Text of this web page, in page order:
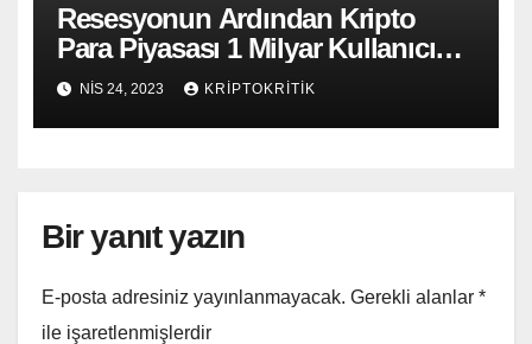
Resesyonun Ardından Kripto
Para Piyasası 1 Milyar Kullanıcıya
Ulaşacak
NIS 24, 2023 KRIPTOKRITIK
Bir yanıt yazın
E-posta adresiniz yayınlanmayacak. Gerekli alanlar *
ile işaretlenmişlerdir